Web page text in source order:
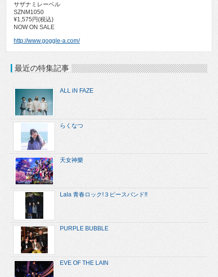
サザナミレーベル
SZNM1050
¥1,575円(税込)
NOW ON SALE
http://www.goggle-a.com/
最近の特集記事
ALL iN FAZE
らくなつ
天女神樂
Lala 青春ロック!３ピースバンド!!
PURPLE BUBBLE
EVE OF THE LAIN